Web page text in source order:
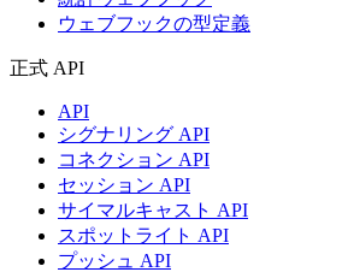
ウェブフックの型定義
正式 API
API
シグナリング API
コネクション API
セッション API
サイマルキャスト API
スポットライト API
プッシュ API